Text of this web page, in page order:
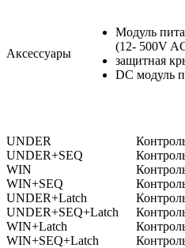
Аксессуары
Модуль
(12- 500V
защитная
DC модуль
UNDER
UNDER+SEQ
WIN
WIN+SEQ
UNDER+Latch
UNDER+SEQ+Latch
WIN+Latch
WIN+SEQ+Latch